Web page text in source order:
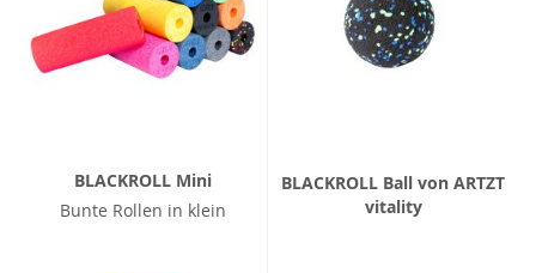
BLACKROLL Mini
Bunte Rollen in klein
BLACKROLL Ball von ARTZT
vitality